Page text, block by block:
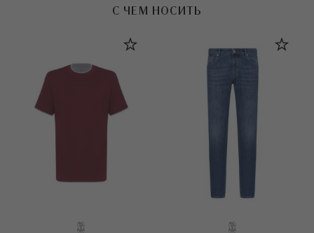
С ЧЕМ НОСИТЬ